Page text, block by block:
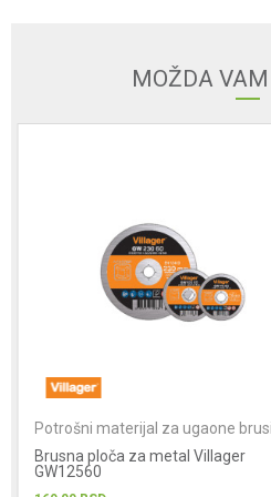
MOŽDA
Potrošni materijal za ugaone
Brusna ploča za metal Villager
GW12560